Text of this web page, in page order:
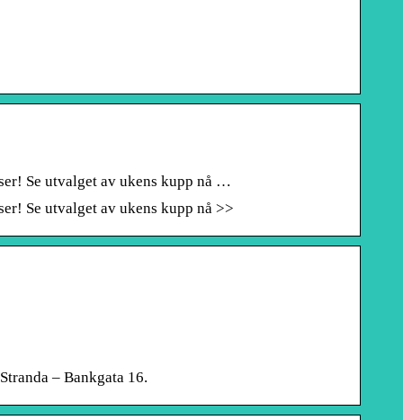
Se utvalget av ukens kupp nå …
Se utvalget av ukens kupp nå >>
– Bankgata 16.